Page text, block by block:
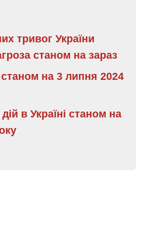
тривог України
станом на зараз
на 3 липня 2024
в Україні станом на